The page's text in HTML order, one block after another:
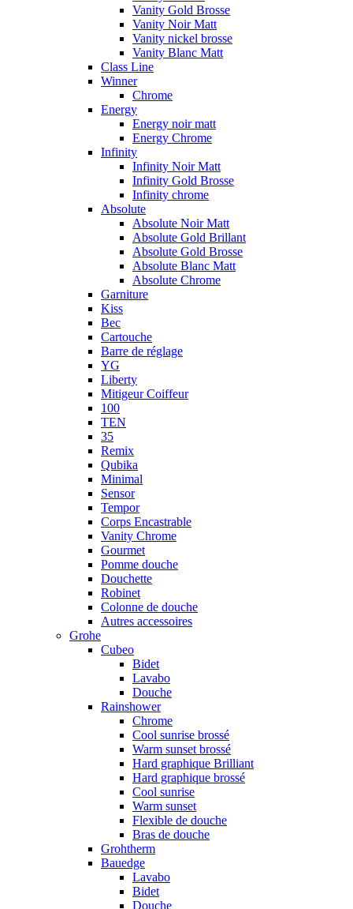
Vanity Gold Brosse
Vanity Noir Matt
Vanity nickel brosse
Vanity Blanc Matt
Class Line
Winner
Chrome
Energy
Energy noir matt
Energy Chrome
Infinity
Infinity Noir Matt
Infinity Gold Brosse
Infinity chrome
Absolute
Absolute Noir Matt
Absolute Gold Brillant
Absolute Gold Brosse
Absolute Blanc Matt
Absolute Chrome
Garniture
Kiss
Bec
Cartouche
Barre de réglage
YG
Liberty
Mitigeur Coiffeur
100
TEN
35
Remix
Qubika
Minimal
Sensor
Tempor
Corps Encastrable
Vanity Chrome
Gourmet
Pomme douche
Douchette
Robinet
Colonne de douche
Autres accessoires
Grohe
Cubeo
Bidet
Lavabo
Douche
Rainshower
Chrome
Cool sunrise brossé
Warm sunset brossé
Hard graphique Brilliant
Hard graphique brossé
Cool sunrise
Warm sunset
Flexible de douche
Bras de douche
Grohtherm
Bauedge
Lavabo
Bidet
Douche